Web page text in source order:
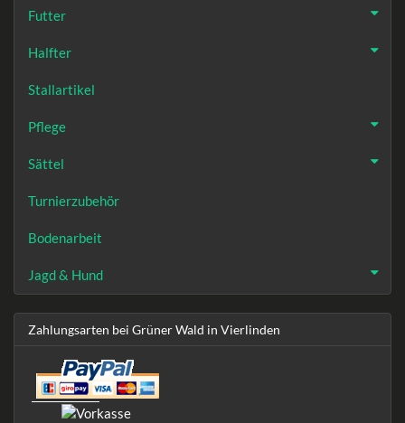
Futter
Halfter
Stallartikel
Pflege
Sättel
Turnierzubehör
Bodenarbeit
Jagd & Hund
Zahlungsarten bei Grüner Wald in Vierlinden